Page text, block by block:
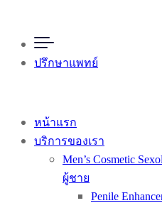
ปรึกษาแพทย์
หน้าแรก
บริการของเรา
Men’s Cosmetic
ผู้ชาย
Penile